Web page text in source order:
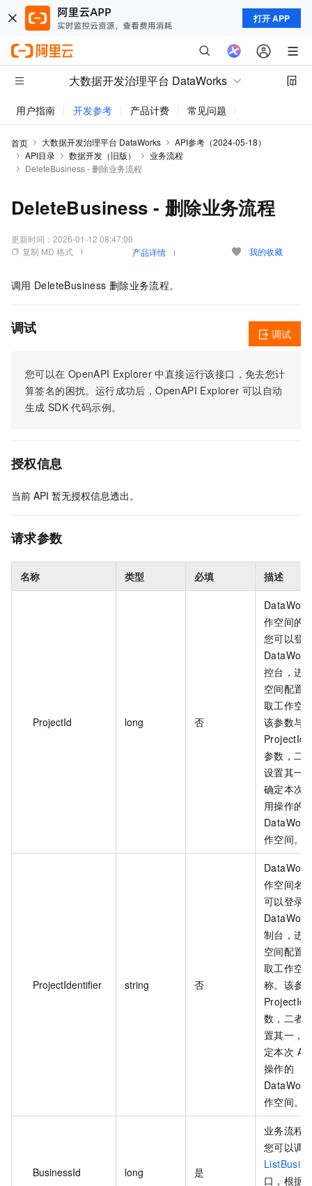
打开 APP
大数据开发治理平台 DataWorks
用户指南 开发参考 产品计费 常见问题
首页 大数据开发治理平台 DataWorks
API参考（2024-05-18）
API目录
数据开发（旧版）
业务流程
DeleteBusiness - 删除业务流程
DeleteBusiness - 删除业务流程
更新时间： 2026-01-12 08:47:00
复制 MD 格式
产品详情 我的收藏
调用 DeleteBusiness 删除业务流程。
调试
您可以在 OpenAPI Explorer 中直接运行该接口，免去您计
算签名的困扰。运行成功后，OpenAPI Explorer 可以自动
生成 SDK 代码示例。
调试
授权信息
当前 API 暂无授权信息透出。
请求参数
名称 类型 必填 描述
ProjectId long 否
作空间的
您可以登
控台，进
空间配置
取工作空
该参数与
参数，二
设置其一
确定本次
用操作的
作空间。
ProjectIdentifier string 否
作空间名
可以登录
制台，进
空间配置
取工作空
称。该参
ProjectId
数，二者
置其一，
定本次
操作的
作空间。
BusinessId long 是
业务流程
您可以调
口，根据